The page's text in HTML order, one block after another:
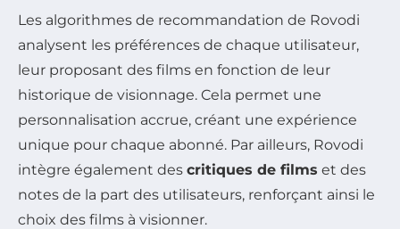
Les algorithmes de recommandation de Rovodi
analysent les préférences de chaque utilisateur,
leur proposant des films en fonction de leur
historique de visionnage. Cela permet une
personnalisation accrue, créant une expérience
unique pour chaque abonné. Par ailleurs, Rovodi
intègre également des critiques de films et des
notes de la part des utilisateurs, renforçant ainsi le
choix des films à visionner.